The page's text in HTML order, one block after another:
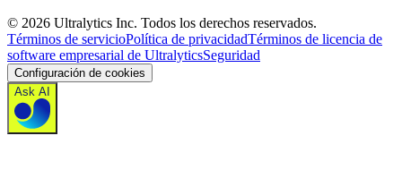
© 2026 Ultralytics Inc. Todos los derechos reservados.
Términos de servicioPolítica de privacidadTérminos de licencia de
software empresarial de UltralyticsSeguridad
Configuración de cookies
Ask AI